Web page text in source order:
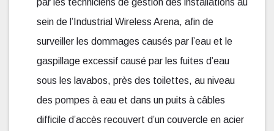
par les techniciens de gestion des installations au
sein de l’Industrial Wireless Arena, afin de
surveiller les dommages causés par l’eau et le
gaspillage excessif causé par les fuites d’eau
sous les lavabos, près des toilettes, au niveau
des pompes à eau et dans un puits à câbles
difficile d’accès recouvert d’un couvercle en acier